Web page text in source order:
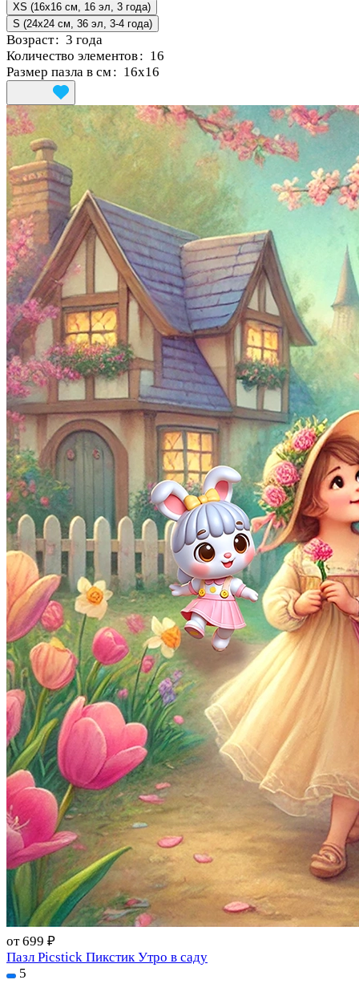
XS (16x16 см, 16 эл, 3 года)
S (24x24 см, 36 эл, 3-4 года)
Возраст: 3 года
Количество элементов: 16
Размер пазла в см: 16x16
от 699 ₽
Пазл Picstick Пикстик Утро в саду
5